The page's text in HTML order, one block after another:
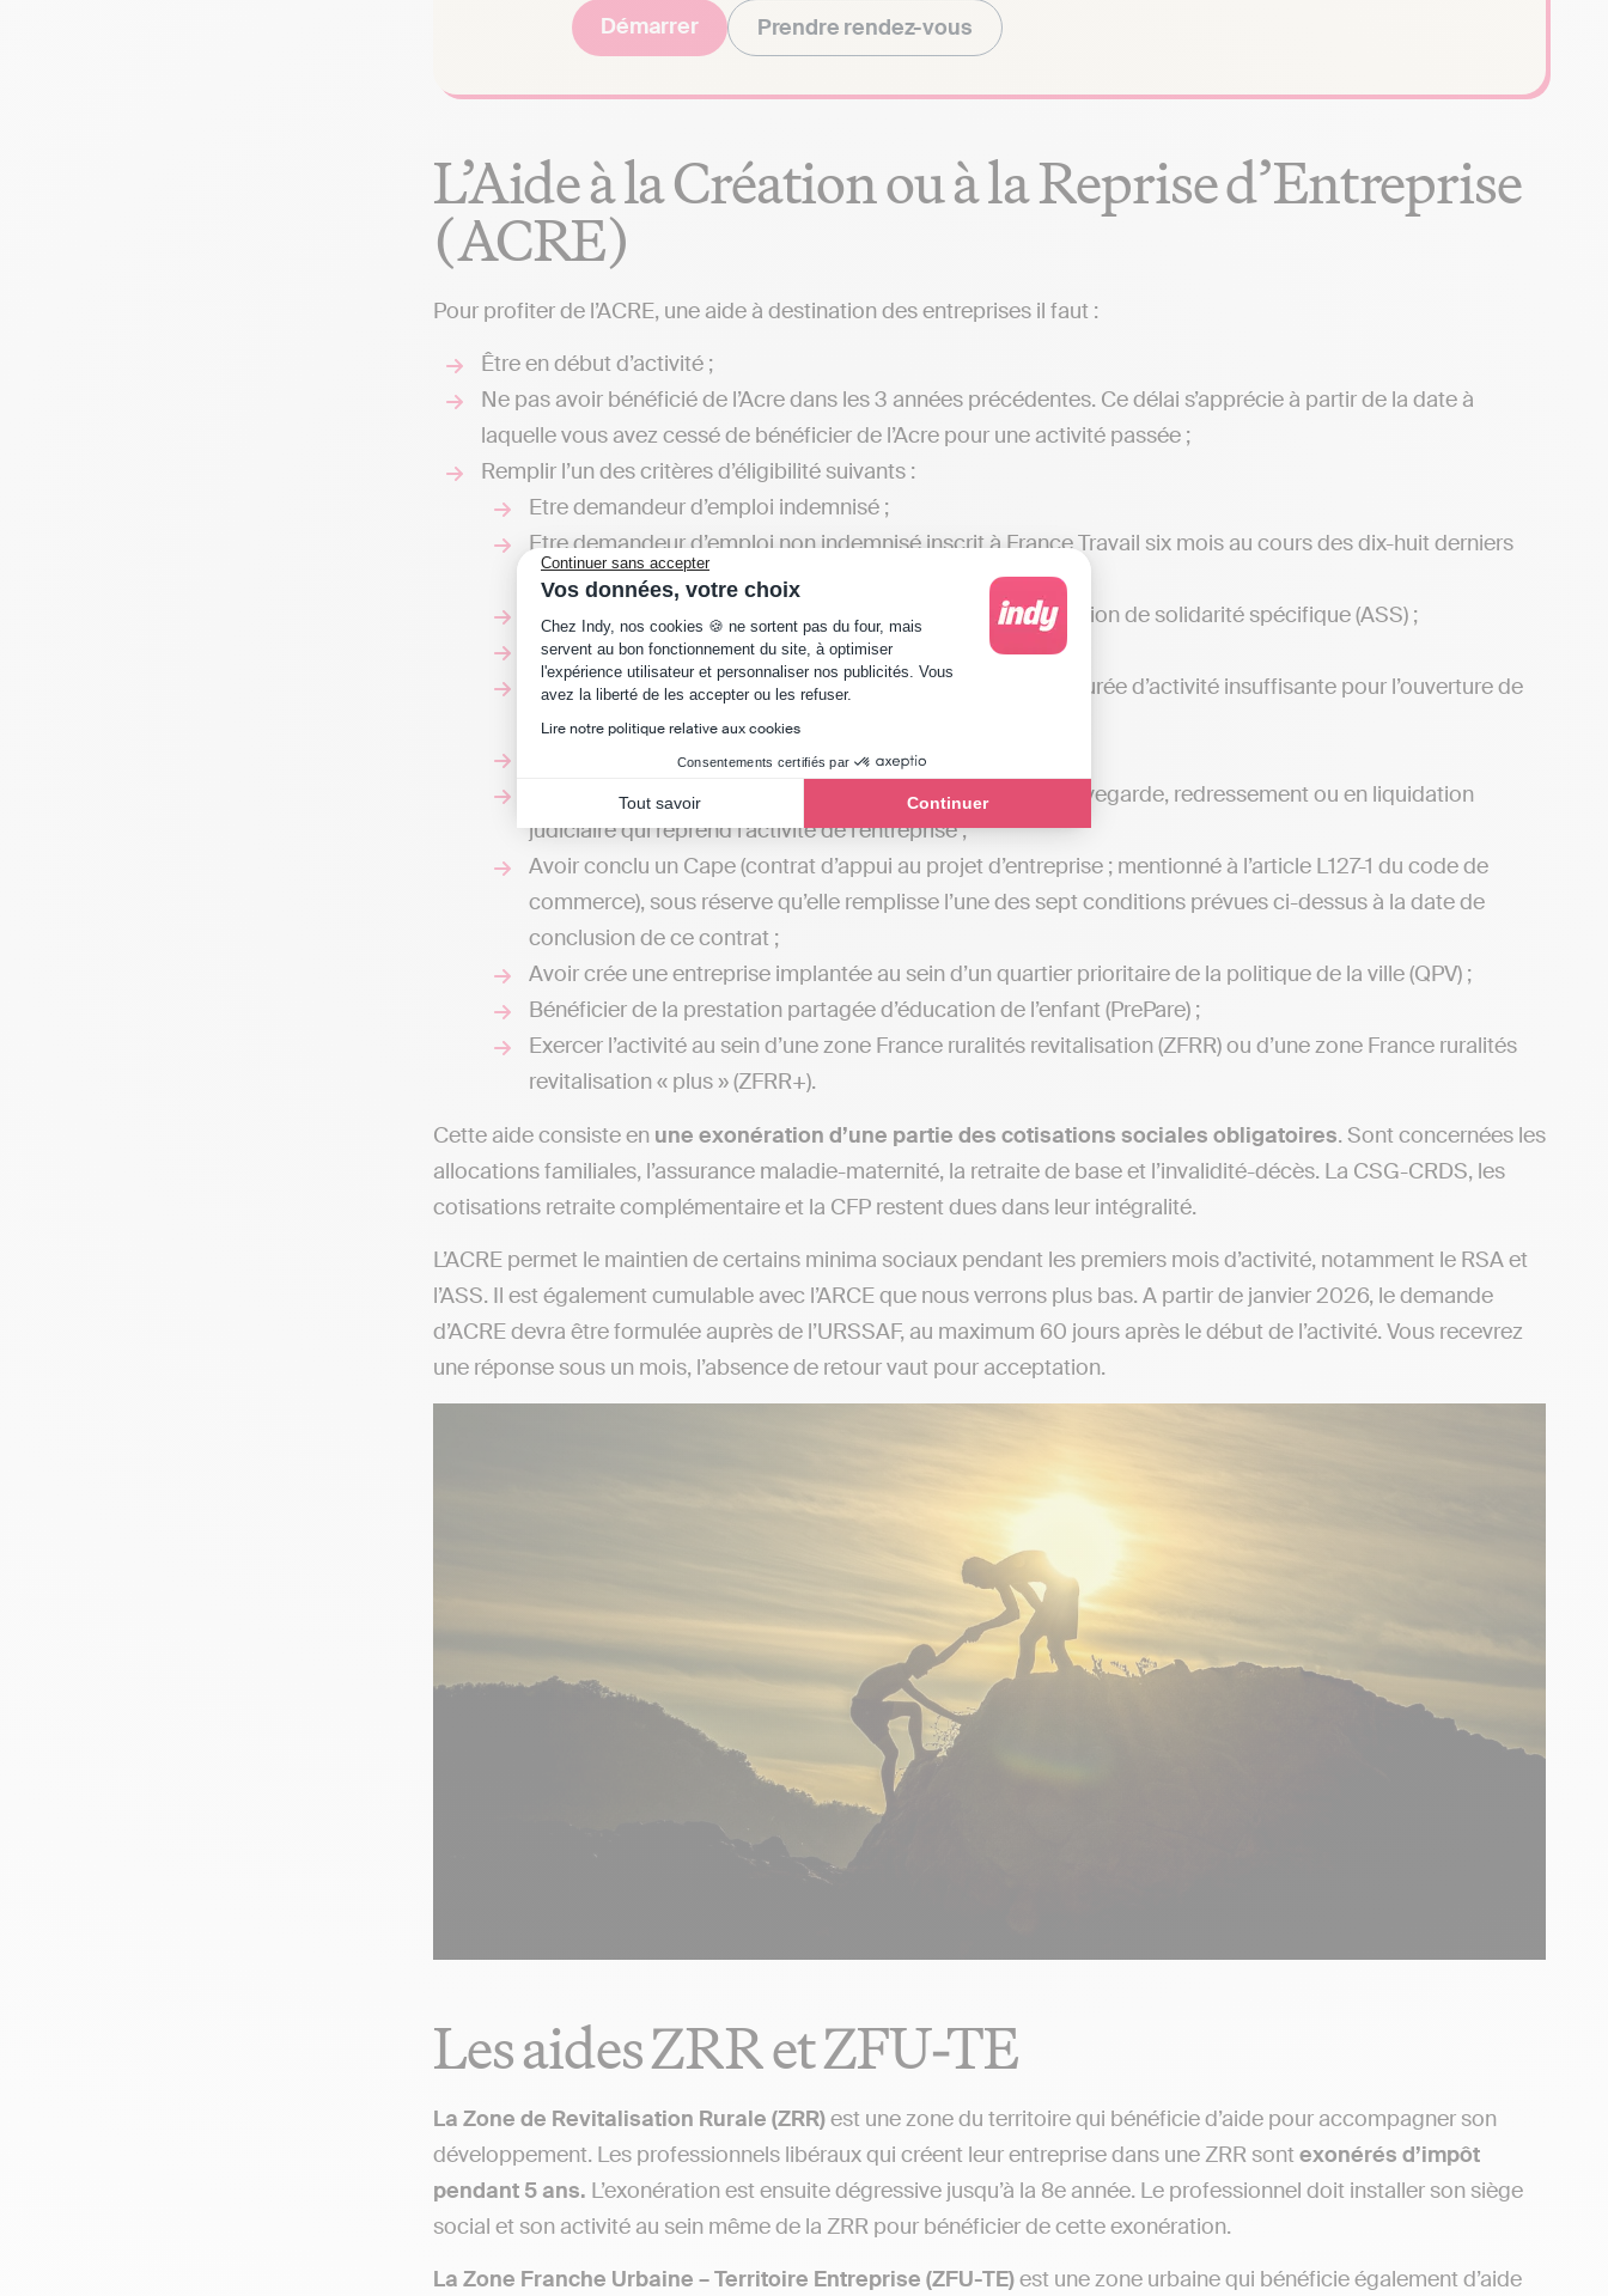
Continuer sans accepter
Vos données, votre choix
Plateforme de Gestion du Consentement : Personnalisez vos Options
Chez Indy, nos cookies 🍪 ne sortent pas du four, mais
servent au bon fonctionnement du site, à optimiser
l'expérience utilisateur et personnaliser nos publicités. Vous
avez la liberté de les accepter ou les refuser.
Lire notre politique relative aux cookies
Consentements certifiés par
Tout savoir Continuer
Axeptio consent
Démarrer Prendre rendez-vous
L’Aide à la Création ou à la Reprise d’Entreprise
(ACRE)
Pour profiter de l’ACRE, une aide à destination des entreprises il faut :
Être en début d’activité ;
Ne pas avoir bénéficié de l’Acre dans les 3 années précédentes. Ce délai s’apprécie à partir de la date à
laquelle vous avez cessé de bénéficier de l’Acre pour une activité passée ;
Remplir l’un des critères d’éligibilité suivants :
Etre demandeur d’emploi indemnisé ;
Etre demandeur d’emploi non indemnisé inscrit à France Travail six mois au cours des dix-huit derniers
mois ;
Profiter du revenu de solidarité active (RSA), ou de l’allocation de solidarité spécifique (ASS) ;
Avoir entre 18 et 25 ans révolus ;
Etre une personne de moins de 30 ans non indemnisée (durée d’activité insuffisante pour l’ouverture de
droits) ;
Avoir moins de 30 ans et être reconnu handicapé ;
Etre salarié ou personne licenciée d’une entreprise en sauvegarde, redressement ou en liquidation
judiciaire qui reprend l’activité de l’entreprise ;
Avoir conclu un Cape (contrat d’appui au projet d’entreprise ; mentionné à l’article L127-1 du code de
commerce), sous réserve qu’elle remplisse l’une des sept conditions prévues ci-dessus à la date de
conclusion de ce contrat ;
Avoir crée une entreprise implantée au sein d’un quartier prioritaire de la politique de la ville (QPV) ;
Bénéficier de la prestation partagée d’éducation de l’enfant (PrePare) ;
Exercer l’activité au sein d’une zone France ruralités revitalisation (ZFRR) ou d’une zone France ruralités
revitalisation « plus » (ZFRR+).
Cette aide consiste en une exonération d’une partie des cotisations sociales obligatoires. Sont concernées les
allocations familiales, l’assurance maladie-maternité, la retraite de base et l’invalidité-décès. La CSG-CRDS, les
cotisations retraite complémentaire et la CFP restent dues dans leur intégralité.
L’ACRE permet le maintien de certains minima sociaux pendant les premiers mois d’activité, notamment le RSA et
l’ASS. Il est également cumulable avec l’ARCE que nous verrons plus bas. A partir de janvier 2026, le demande
d’ACRE devra être formulée auprès de l’URSSAF, au maximum 60 jours après le début de l’activité. Vous recevrez
une réponse sous un mois, l’absence de retour vaut pour acceptation.
Les aides ZRR et ZFU-TE
La Zone de Revitalisation Rurale (ZRR)est une zone du territoire qui bénéficie d’aide pour accompagner son
développement. Les professionnels libéraux qui créent leur entreprise dans une ZRR sont exonérés d’impôt
pendant 5 ans. L’exonération est ensuite dégressive jusqu’à la 8e année. Le professionnel doit installer son siège
social et son activité au sein même de la ZRR pour bénéficier de cette exonération.
La Zone Franche Urbaine – Territoire Entreprise (ZFU-TE)est une zone urbaine qui bénéficie également d’aide